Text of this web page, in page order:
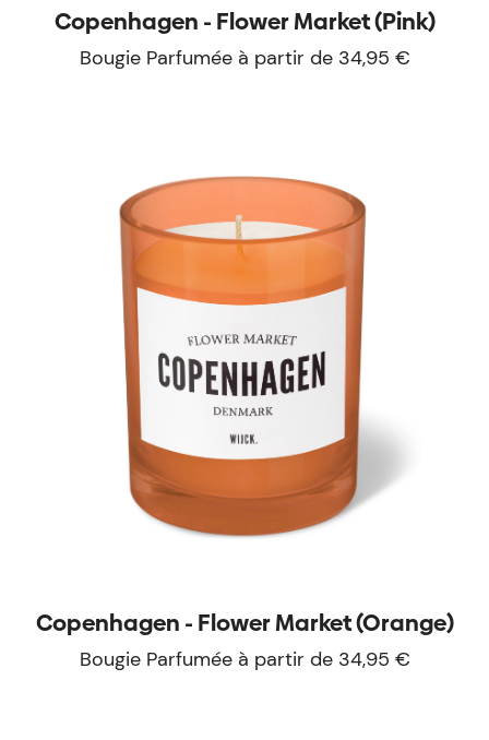
Copenhagen - Flower Market (Pink)
Bougie Parfumée à partir de 34,95 €
Copenhagen - Flower Market (Orange)
Bougie Parfumée à partir de 34,95 €